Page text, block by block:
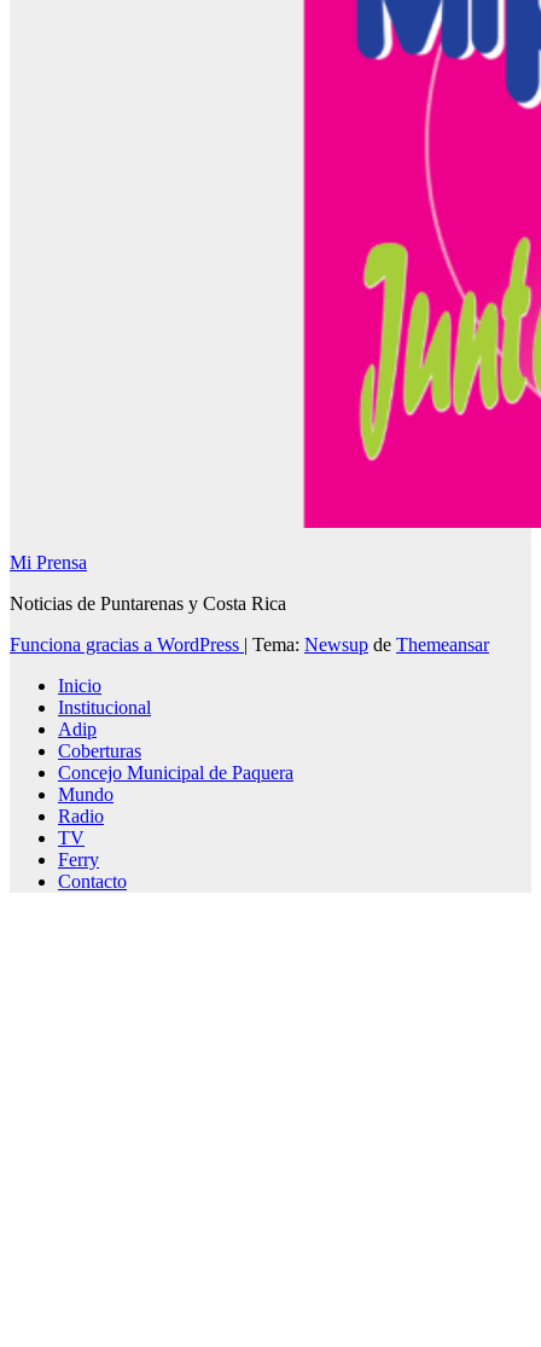
Mi Prensa
Noticias de Puntarenas y Costa Rica
Funciona gracias a WordPress | Tema: Newsup de Themeansar
Inicio
Institucional
Adip
Coberturas
Concejo Municipal de Paquera
Mundo
Radio
TV
Ferry
Contacto